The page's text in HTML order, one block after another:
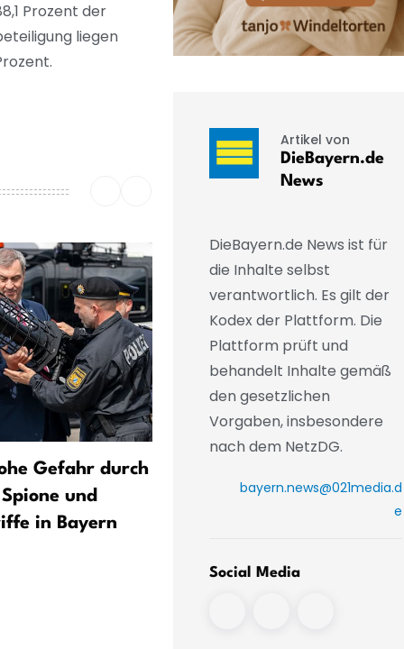
Prozent der
liegen
Gefahr durch
und
in Bayern
«nie gekanntes Level»
Artikel von
DieBayern.de
News
DieBayern.de News ist für
die Inhalte selbst
verantwortlich. Es gilt der
Kodex der Plattform. Die
Plattform prüft und
behandelt Inhalte gemäß
den gesetzlichen
Vorgaben, insbesondere
nach dem NetzDG.
bayern.news@021media.d
e
Social Media